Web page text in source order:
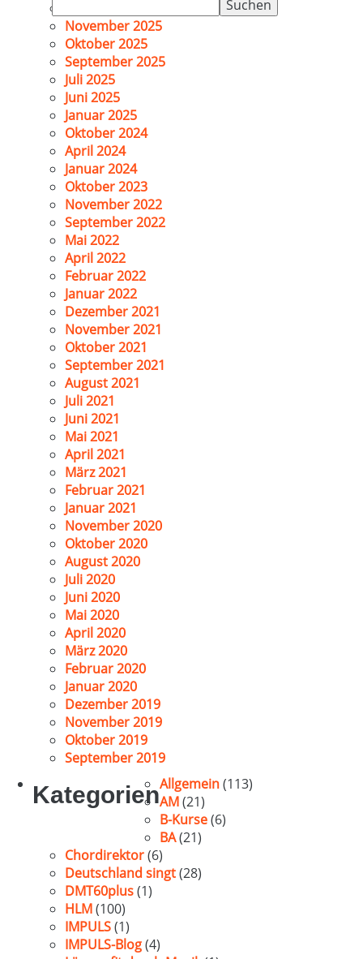
nach:
November 2025
Oktober 2025
September 2025
Juli 2025
Juni 2025
Januar 2025
Oktober 2024
April 2024
Januar 2024
Oktober 2023
November 2022
September 2022
Mai 2022
April 2022
Februar 2022
Januar 2022
Dezember 2021
November 2021
Oktober 2021
September 2021
August 2021
Juli 2021
Juni 2021
Mai 2021
April 2021
März 2021
Februar 2021
Januar 2021
November 2020
Oktober 2020
August 2020
Juli 2020
Juni 2020
Mai 2020
April 2020
März 2020
Februar 2020
Januar 2020
Dezember 2019
November 2019
Oktober 2019
September 2019
KategorienAllgemein(113)
AM(21)
B-Kurse(6)
BA(21)
Chordirektor(6)
Deutschland singt(28)
DMT60plus(1)
HLM(100)
IMPULS(1)
IMPULS-Blog(4)